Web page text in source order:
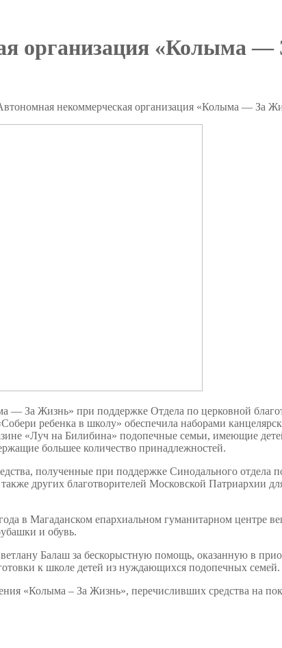
организация «Колыма
некоммерческая организация «Колыма — За
Жизнь» при поддержке Отдела по церковной
ребенка в школу» обеспечила наборами
«Луч на Билибина» подопечные семьи, имеющие
большее количество принадлежностей.
полученные при поддержке Синодального отдела
других благотворителей Московской Патриархии
в Магаданском епархиальном гуманитарном центре
и обувь.
Балаш за бескорыстную помощь, оказанную в
к школе детей из нуждающихся подопечных семей.
«Колыма – За Жизнь», перечисливших средства на